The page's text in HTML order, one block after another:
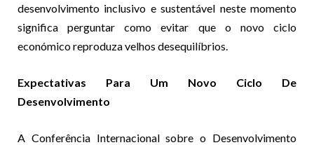
desenvolvimento inclusivo e sustentável neste momento
significa perguntar como evitar que o novo ciclo
económico reproduza velhos desequilíbrios.
Expectativas Para Um Novo Ciclo De
Desenvolvimento
A Conferência Internacional sobre o Desenvolvimento